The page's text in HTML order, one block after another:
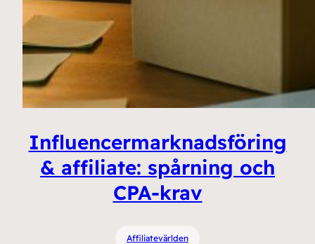
Influencermarknadsföring
& affiliate: spårning och
CPA-krav
Affiliatevärlden